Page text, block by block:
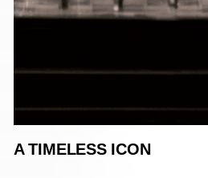
A TIMELESS ICON